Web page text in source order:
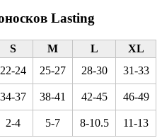
Lasting
S M L
XL
22-24 25-27 28-30 31-33
34-37 38-41 42-45 46-49
2-4 5-7 8-10.5 11-13